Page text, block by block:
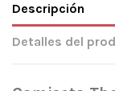
Descripción
Detalles del